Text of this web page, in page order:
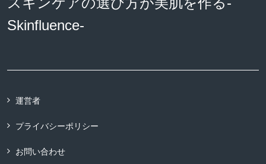
Skinfluence-
運営者
プライバシーポリシー
お問い合わせ